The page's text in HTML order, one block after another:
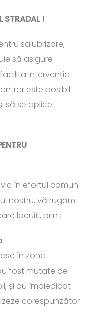
STRADAL !
salubrizare,
să asigure
intervenția
este posibil
să se aplice
în efortul comun
nostru, vă rugăm
locuiți, prin :
:
în zona
fost mutate de
și au împiedicat
corespunzător